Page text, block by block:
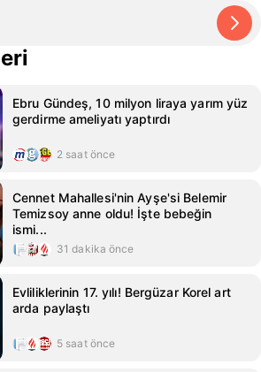
Ebru Gündeş, 10 milyon liraya yarım yüz
gerdirme ameliyatı yaptırdı
2 saat önce
Cennet Mahallesi'nin Ayşe'si Belemir
Temizsoy anne oldu! İşte bebeğin
ismi...
31 dakika önce
Evliliklerinin 17. yılı! Bergüzar Korel art
arda paylaştı
5 saat önce